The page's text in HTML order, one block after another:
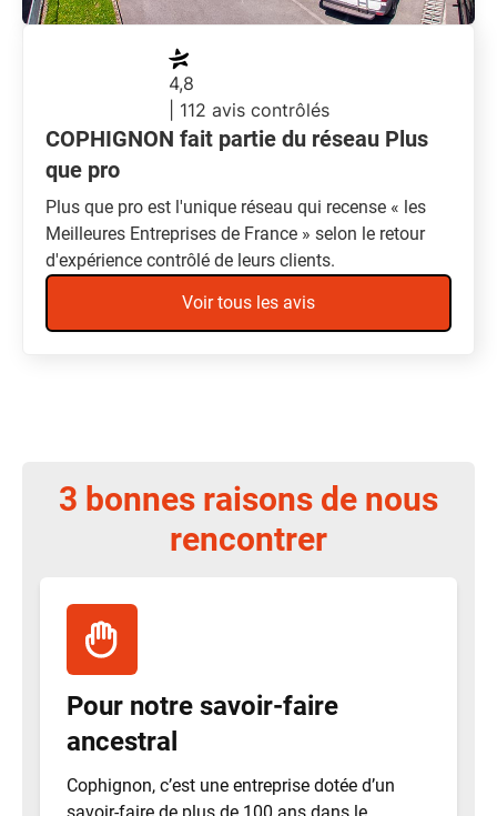
4,8
| 112 avis contrôlés
COPHIGNON fait partie du réseau Plus
que pro
Plus que pro est l'unique réseau qui recense « les
Meilleures Entreprises de France » selon le retour
d'expérience contrôlé de leurs clients.
Voir tous les avis
3 bonnes raisons de nous
rencontrer
Pour notre savoir-faire
ancestral
Cophignon, c’est une entreprise dotée d’un